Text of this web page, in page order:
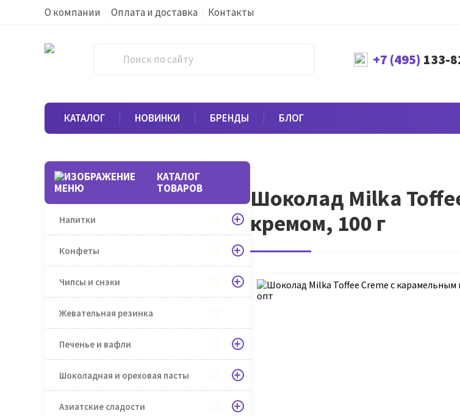
О компании Оплата и доставка Контакты
+7 (495) 133-
КАТАЛОГ НОВИНКИ БРЕНДЫ БЛОГ
КАТАЛОГ
ТОВАРОВ
Напитки
Конфеты
Чипсы и снэки
Жевательная резинка
Печенье и вафли
Шоколадная и ореховая пасты
Азиатские сладости
Шоколад Milka
кремом, 100 г